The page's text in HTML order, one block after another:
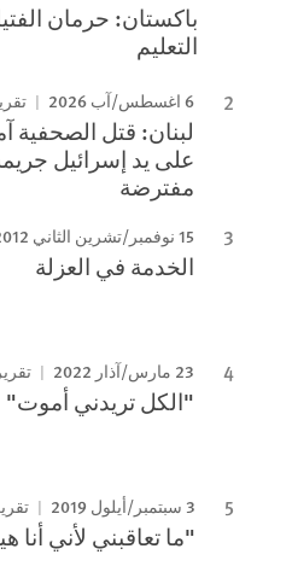
باكستان: حرمان
التعليم
6 اغسطس/آب 2026
لبنان: قتل الصحفية
على يد إسرائيل
مفترضة
15 نوفمبر/تشرين الثاني 2012
الخدمة في العزلة
23 مارس/آذار 2022 تقرير
"الكل تريدني أموت"
3 سبتمبر/أيلول 2019
"ما تعاقبني لأني أنا